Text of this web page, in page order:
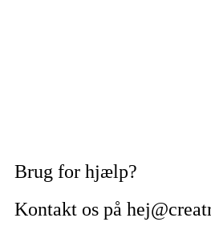
Brug for hjælp?
Kontakt os på